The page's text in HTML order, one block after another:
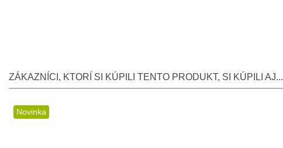
ZÁKAZNÍCI, KTORÍ SI KÚPILI TENTO PRODUKT, SI KÚPILI AJ...
Novinka